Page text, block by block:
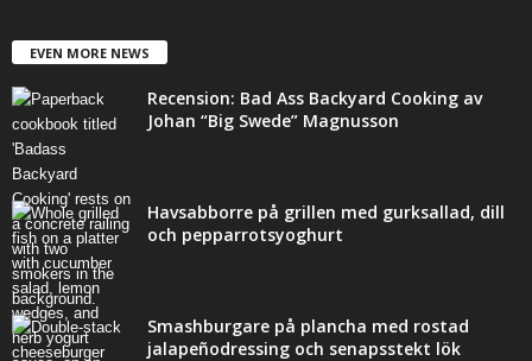
EVEN MORE NEWS
Recension: Bad Ass Backyard Cooking av
Johan “Big Swede” Magnusson
Havsabborre på grillen med gurksallad, dill
och pepparrotsyoghurt
Smashburgare på plancha med rostad
jalapeñodressing och senapsstekt lök